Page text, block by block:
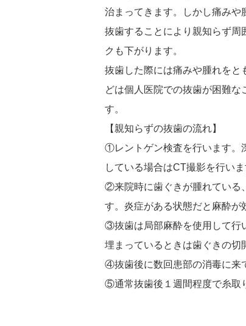
治まってきます。しかし痛みや
抜歯することにより親知らず周
クも下がります。
抜歯した際には痛みや腫れをと
どは個人医院での抜歯が困難
す。
【親知らずの抜歯の流れ】
①レントゲン検査を行います。
している場合はCT撮影を行い
②来院時に歯ぐきが腫れている
す。炎症がある状態だと麻酔が
③抜歯は局部麻酔を使用して行
埋まっているときは歯ぐきの切
④抜歯後に数回患部の消毒に来
⑤通常抜歯後１週間程度で糸取